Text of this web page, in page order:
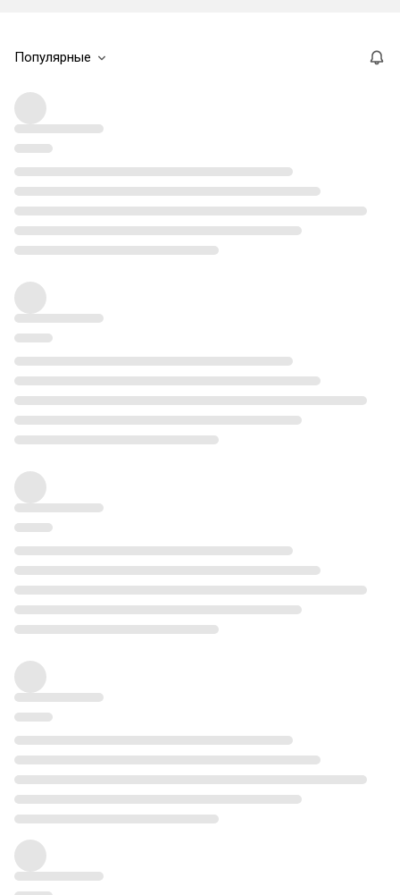
Популярные